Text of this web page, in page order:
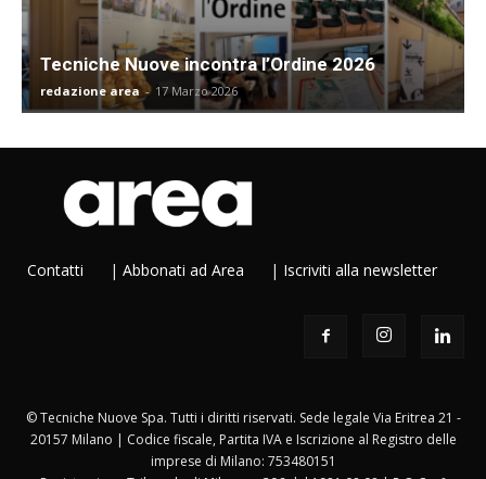
Tecniche Nuove incontra l’Ordine 2026
redazione area - 17 Marzo 2026
Contatti | Abbonati ad Area | Iscriviti alla newsletter
© Tecniche Nuove Spa. Tutti i diritti riservati. Sede legale Via Eritrea 21 -
20157 Milano | Codice fiscale, Partita IVA e Iscrizione al Registro delle
imprese di Milano: 753480151